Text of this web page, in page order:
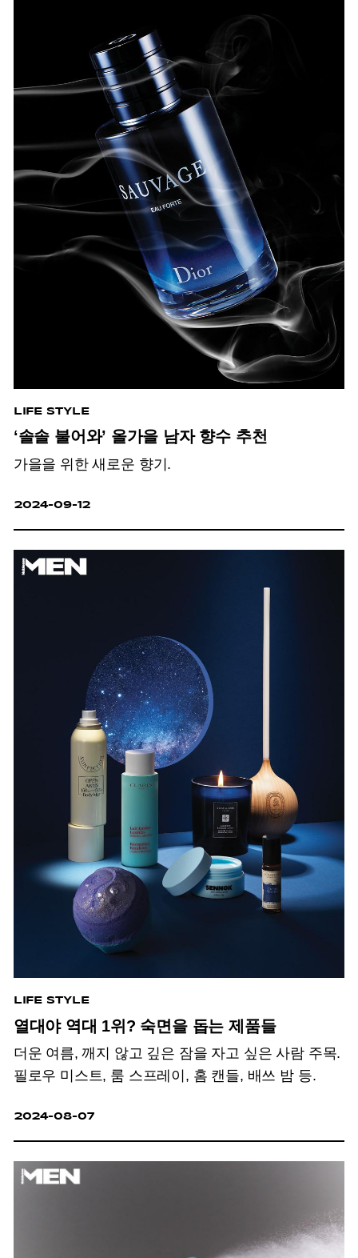
LIFE STYLE
‘솔솔 불어와’ 올가을 남자 향수 추천
가을을 위한 새로운 향기.
2024-09-12
LIFE STYLE
열대야 역대 1위? 숙면을 돕는 제품들
더운 여름, 깨지 않고 깊은 잠을 자고 싶은 사람 주목.
필로우 미스트, 룸 스프레이, 홈 캔들, 배쓰 밤 등.
2024-08-07